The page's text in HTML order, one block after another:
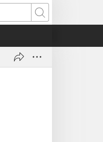
A
ɲini